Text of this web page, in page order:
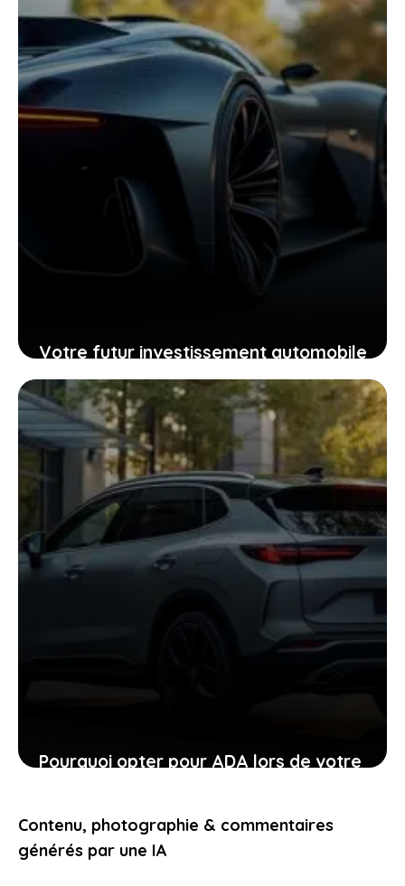
25 janvier 2026
Votre futur investissement automobile
: pourquoi la GTR ou la RZ d’Ultima
supercar pourraient vous surprendre
24 janvier 2026
Pourquoi opter pour ADA lors de votre
étape
24 janvier 2026
Contenu, photographie & commentaires
générés par une IA